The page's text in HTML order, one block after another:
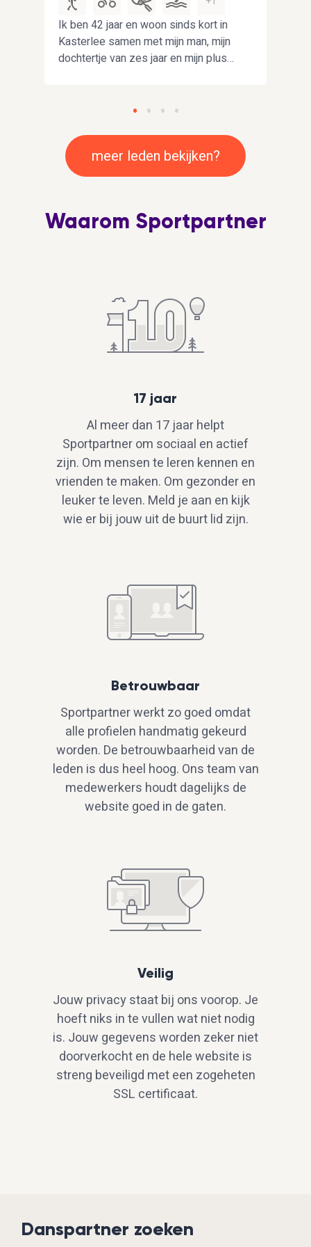
Ik ben 42 jaar en woon sinds kort in
Kasterlee samen met mijn man, mijn
dochtertje van zes jaar en mijn plus
heeft rond de leeftijd van mijn
kunnen gaan wandelen of naar een
speeltuin in de buurt kunnen gaan.
meer leden bekijken?
Waarom Sportpartner
17 jaar
Al meer dan 17 jaar helpt
Sportpartner om sociaal en actief
zijn. Om mensen te leren kennen en
vrienden te maken. Om gezonder en
leuker te leven. Meld je aan en kijk
wie er bij jouw uit de buurt lid zijn.
Betrouwbaar
Sportpartner werkt zo goed omdat
alle profielen handmatig gekeurd
worden. De betrouwbaarheid van de
leden is dus heel hoog. Ons team van
medewerkers houdt dagelijks de
website goed in de gaten.
Veilig
Jouw privacy staat bij ons voorop. Je
hoeft niks in te vullen wat niet nodig
is. Jouw gegevens worden zeker niet
doorverkocht en de hele website is
streng beveiligd met een zogeheten
SSL certificaat.
Danspartner zoeken